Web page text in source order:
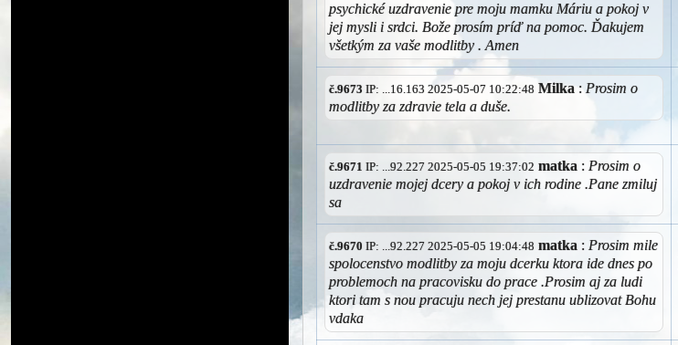
psychické uzdravenie pre moju mamku Máriu a pokoj v
jej mysli i srdci. Bože prosím príď na pomoc. Ďakujem
všetkým za vaše modlitby . Amen
č.9673 IP: ...16.163 2025-05-07 10:22:48 Milka : Prosim o
modlitby za zdravie tela a duše.
č.9671 IP: ...92.227 2025-05-05 19:37:02 matka : Prosim o
uzdravenie mojej dcery a pokoj v ich rodine .Pane zmiluj
sa
č.9670 IP: ...92.227 2025-05-05 19:04:48 matka : Prosim mile
spolocenstvo modlitby za moju dcerku ktora ide dnes po
problemoch na pracovisku do prace .Prosim aj za ludi
ktori tam s nou pracuju nech jej prestanu ublizovat Bohu
vdaka